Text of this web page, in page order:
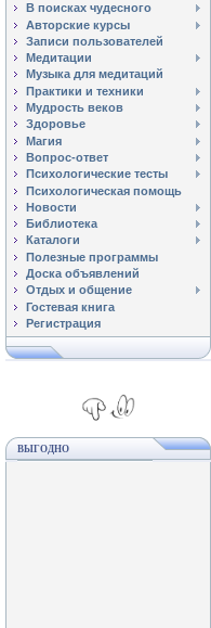
В поисках чудесного
Авторские курсы
Записи пользователей
Медитации
Музыка для медитаций
Практики и техники
Мудрость веков
Здоровье
Магия
Вопрос-ответ
Психологические тесты
Психологическая помощь
Новости
Библиотека
Каталоги
Полезные программы
Доска объявлений
Отдых и общение
Гостевая книга
Регистрация
ВЫГОДНО